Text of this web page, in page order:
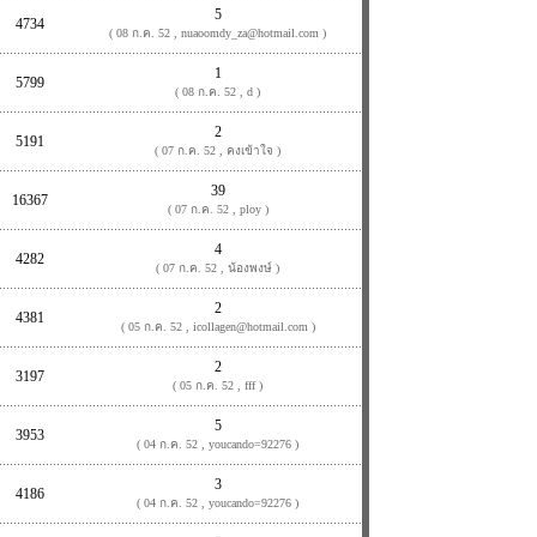
4734
5
( 08 ก.ค. 52 , nuaoomdy_za@hotmail.com )
5799
1
( 08 ก.ค. 52 , d )
5191
2
( 07 ก.ค. 52 , คงเข้าใจ )
16367
39
( 07 ก.ค. 52 , ploy )
4282
4
( 07 ก.ค. 52 , น้องพงษ์ )
4381
2
( 05 ก.ค. 52 , icollagen@hotmail.com )
3197
2
( 05 ก.ค. 52 , fff )
3953
5
( 04 ก.ค. 52 , youcando=92276 )
4186
3
( 04 ก.ค. 52 , youcando=92276 )